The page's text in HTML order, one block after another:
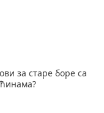
за старе боре са